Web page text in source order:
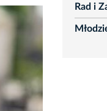
Rad i
rozwiń